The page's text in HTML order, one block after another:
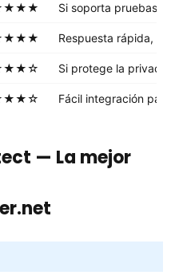
Si soporta pruebas de
Respuesta rápida,
Si protege la
Fácil integración para
— La mejor